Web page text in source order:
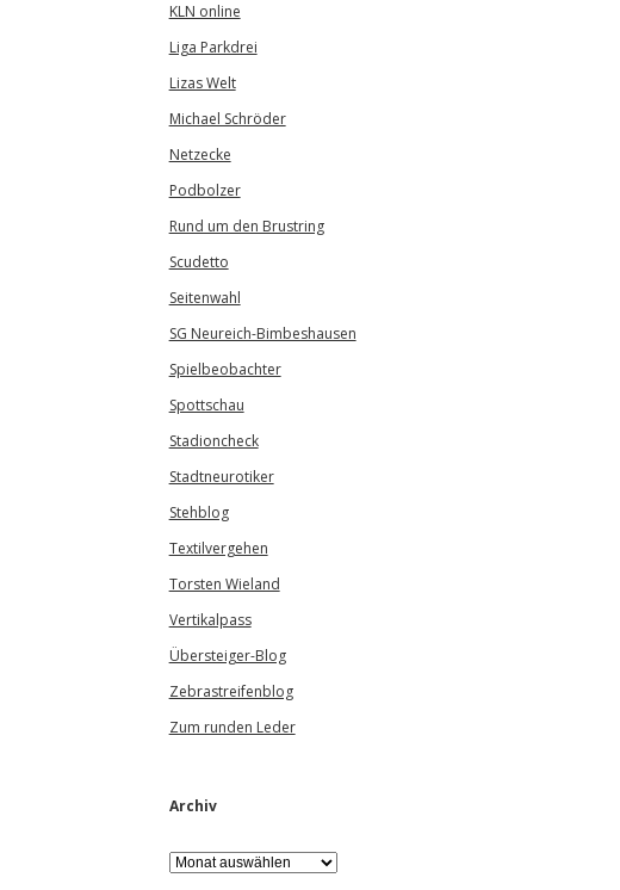
KLN online
Liga Parkdrei
Lizas Welt
Michael Schröder
Netzecke
Podbolzer
Rund um den Brustring
Scudetto
Seitenwahl
SG Neureich-Bimbeshausen
Spielbeobachter
Spottschau
Stadioncheck
Stadtneurotiker
Stehblog
Textilvergehen
Torsten Wieland
Vertikalpass
Übersteiger-Blog
Zebrastreifenblog
Zum runden Leder
Archiv
A
r